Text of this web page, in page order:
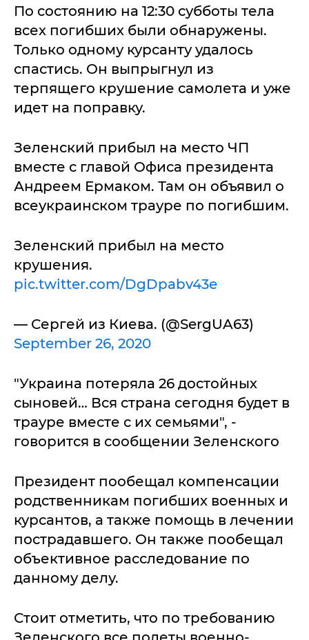
По состоянию на 12:30 субботы тела
всех погибших были обнаружены.
Только одному курсанту удалось
спастись. Он выпрыгнул из
терпящего крушение самолета и уже
идет на поправку.
Зеленский прибыл на место ЧП
вместе с главой Офиса президента
Андреем Ермаком. Там он объявил о
всеукраинском трауре по погибшим.
Зеленский прибыл на место
крушения.
pic.twitter.com/DgDpabv43e
— Сергей из Киева. (@SergUA63)
September 26, 2020
"Украина потеряла 26 достойных
сыновей… Вся страна сегодня будет в
трауре вместе с их семьями", -
говорится в сообщении Зеленского
Президент пообещал компенсации
родственникам погибших военных и
курсантов, а также помощь в лечении
пострадавшего. Он также пообещал
объективное расследование по
данному делу.
Стоит отметить, что по требованию